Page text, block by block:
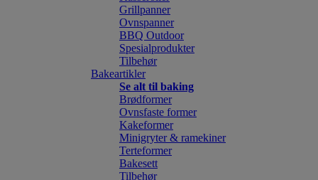
Grillpanner
Ovnspanner
BBQ Outdoor
Spesialprodukter
Tilbehør
Bakeartikler
Se alt til baking
Brødformer
Ovnsfaste former
Kakeformer
Minigryter & ramekiner
Terteformer
Bakesett
Tilbehør